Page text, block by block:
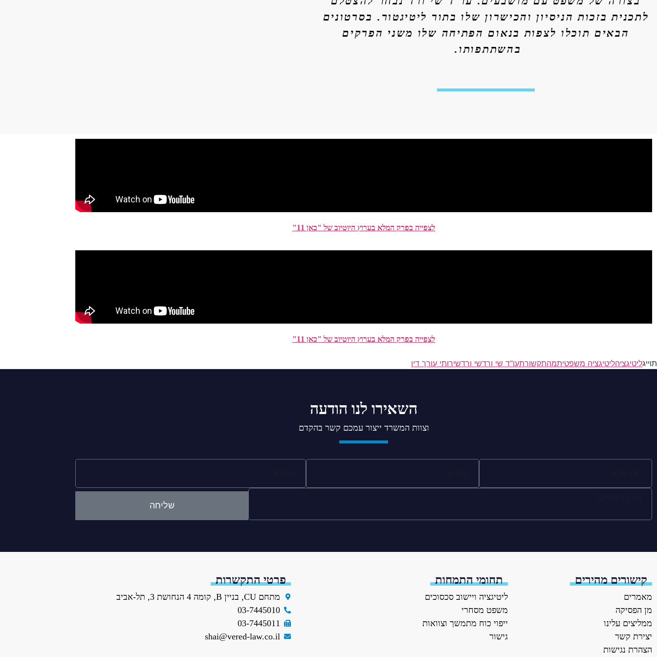
לתכנית בזכות הניסיון והכישרון שלו בתור ליטיגטור. בסרטונים
הבאים תוכלו לצפות בנאום הפתיחה שלו משני הפרקים
בהשתתפותו.
לצפייה בפרק המלא בערוץ היוטיוב של "כאן 11"
לצפייה בפרק המלא בערוץ היוטיוב של "כאן 11"
תוייגליטיגציהליטיגציה משפטיתמהתקשורתעו"ד שי ורדשי ורדשירותי עורך דין
השאירו לנו הודעה
וצוות המשרד ייצור עמכם קשר בהקדם
שליחה
קישורים מהירים
מאמרים
מן הפסיקה
ממליצים עלינו
יצירת קשר
הצהרת נגישות
תחומי התמחות
ליטיגציה ויישוב סכסוכים
משפט מסחרי
ייפוי כוח מתמשך וצוואות
גישור
פרטי התקשרות
מתחם CU, בניין B, קומה 4 הנחושת 3, תל-אביב
03-7445010
03-7445011
shai@vered-law.co.il